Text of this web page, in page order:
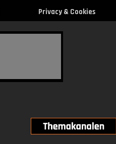
Privacy & Cookies